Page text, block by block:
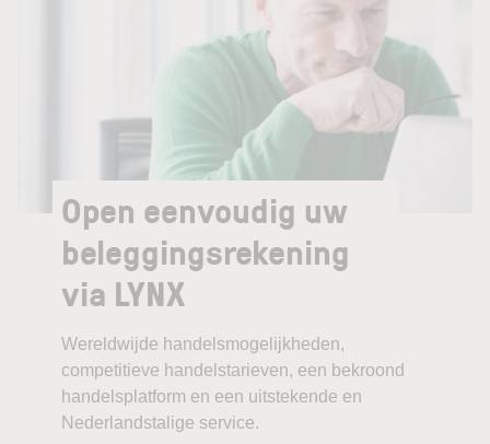
Open eenvoudig uw
beleggingsrekening
via LYNX
Wereldwijde handelsmogelijkheden,
competitieve handelstarieven, een bekroond
handelsplatform en een uitstekende en
Nederlandstalige service.